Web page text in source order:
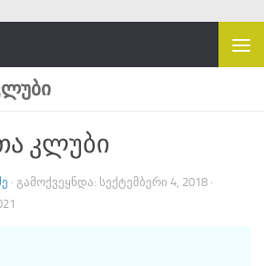
კლუბი
· ᲒᲐᲛᲝᲥᲕᲔᲧᲜᲓᲐ: ᲡᲔᲥᲢᲔᲛᲑᲔᲠᲘ 4, 2018 ·